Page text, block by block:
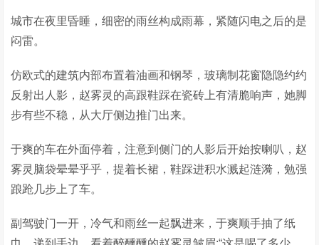
城市在夜里昏睡，细密的雨丝构成雨幕，紧随闪电之后的是
闷雷。
仿欧式的建筑内部布置着油画和钢琴，玻璃制花窗隐隐约约
反射出人影，赵雾灵的高跟鞋踩在瓷砖上有清脆响声，她脚
步有些不稳，从大厅侧边推门出来。
于爽的车在外面停着，注意到侧门的人影后开始按喇叭，赵
雾灵脑袋晕晕乎乎，提着长裙，鞋踩进积水溅起涟漪，勉强
踉跄几步上了车。
副驾驶门一开，冷气和雨丝一起飘进来，于爽顺手抽了纸